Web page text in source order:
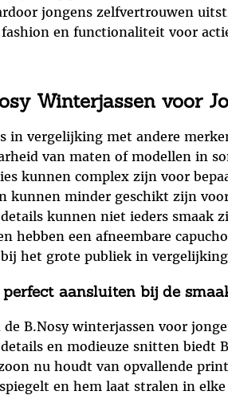
jongens zelfvertrouwen
en functionaliteit voor
Winterjassen voor
in vergelijking met andere
van maten of modellen in
kunnen complex zijn voor
kunnen minder geschikt zijn
kunnen niet ieders smaak
hebben een afneembare
het grote publiek in
aansluiten bij de
B.Nosy winterjassen voor
en modieuze snitten biedt
nu houdt van opvallende
en hem laat stralen in